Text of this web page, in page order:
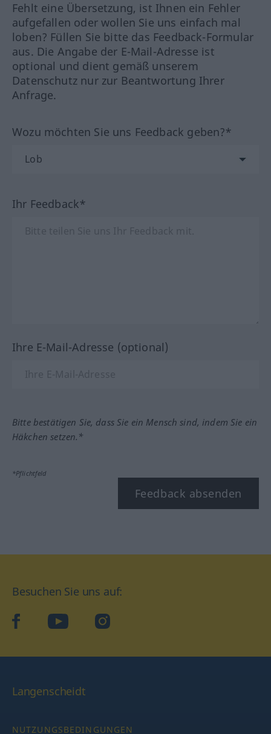
Fehlt eine Übersetzung, ist Ihnen ein Fehler
aufgefallen oder wollen Sie uns einfach mal
loben? Füllen Sie bitte das Feedback-Formular
aus. Die Angabe der E-Mail-Adresse ist
optional und dient gemäß unserem
Datenschutz nur zur Beantwortung Ihrer
Anfrage.
Wozu möchten Sie uns Feedback geben?*
Ihr Feedback*
Ihre E-Mail-Adresse (optional)
Bitte bestätigen Sie, dass Sie ein Mensch sind, indem Sie ein
Häkchen setzen.*
*Pflichtfeld
Feedback absenden
Besuchen Sie uns auf:
facebookYouTube Instagram
Langenscheidt
NUTZUNGSBEDINGUNGEN